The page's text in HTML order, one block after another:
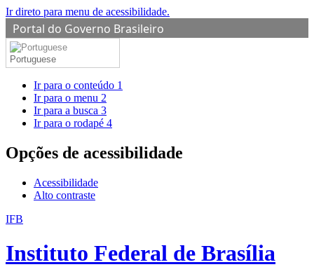
Ir direto para menu de acessibilidade.
Portal do Governo Brasileiro
Portuguese
Ir para o conteúdo 1
Ir para o menu 2
Ir para a busca 3
Ir para o rodapé 4
Opções de acessibilidade
Acessibilidade
Alto contraste
IFB
Instituto Federal de Brasília